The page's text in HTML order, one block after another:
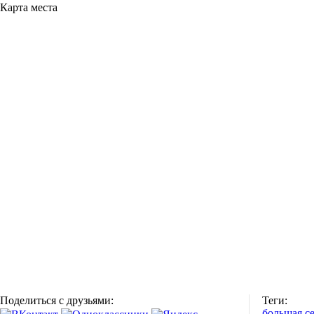
Карта места
Поделиться с друзьями:
Теги: